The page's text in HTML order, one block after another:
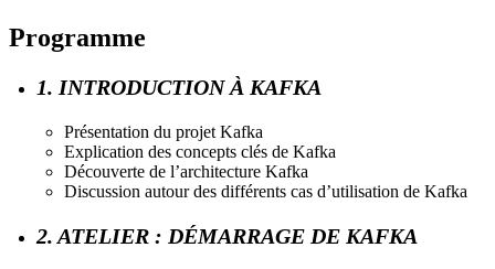
Programme
1. INTRODUCTION À KAFKA
Présentation du projet Kafka
Explication des concepts clés de Kafka
Découverte de l’architecture Kafka
Discussion autour des différents cas d’utilisation de Kafka
2. ATELIER : DÉMARRAGE DE KAFKA